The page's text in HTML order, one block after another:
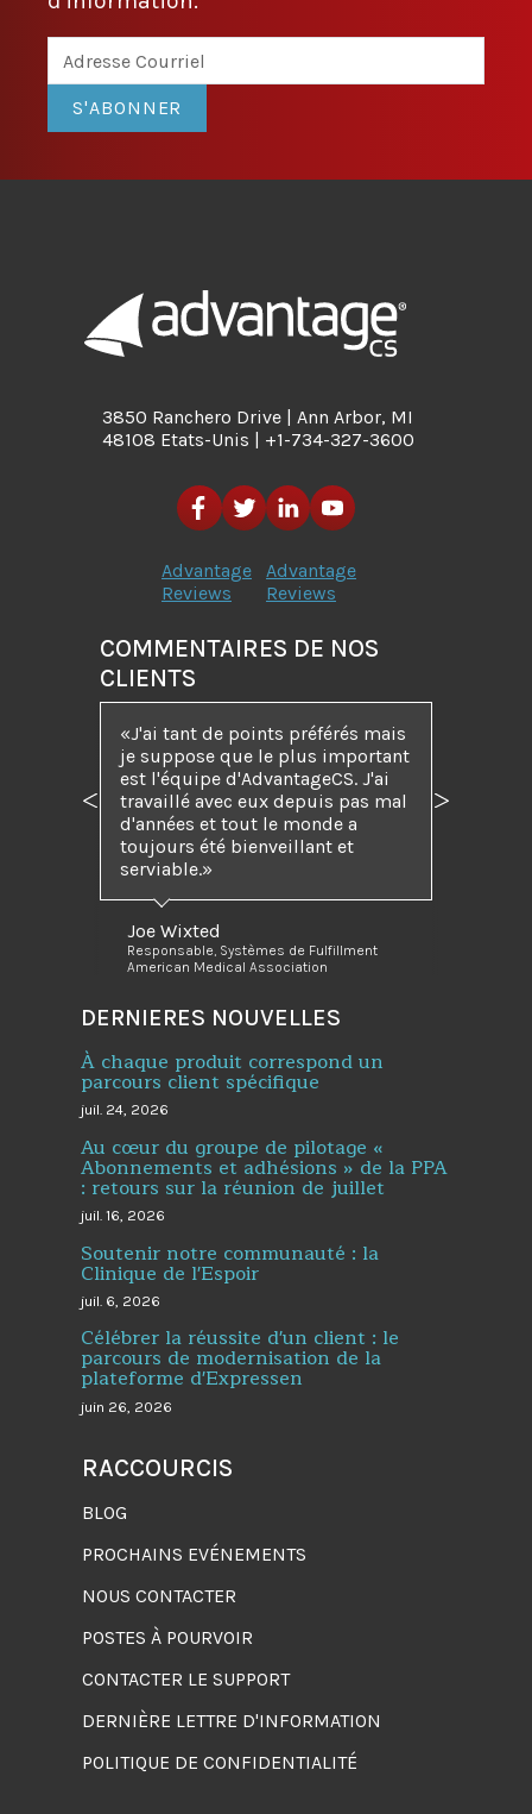
S'ABONNER
3850 Ranchero Drive | Ann Arbor, MI
48108 Etats-Unis | +1-734-327-3600
Advantage
Reviews
Advantage
Reviews
COMMENTAIRES DE NOS
CLIENTS
J'ai tant de points préférés mais
je suppose que le plus important
est l'équipe d'AdvantageCS. J'ai
travaillé avec eux depuis pas mal
d'années et tout le monde a
toujours été bienveillant et
serviable.
Joe Wixted
Responsable, Systèmes de Fulfillment
American Medical Association
Précédent Suivant
DERNIERES NOUVELLES
À chaque produit correspond un
parcours client spécifique
juil. 24, 2026
Au cœur du groupe de pilotage «
Abonnements et adhésions » de la PPA
: retours sur la réunion de juillet
juil. 16, 2026
Soutenir notre communauté : la
Clinique de l'Espoir
juil. 6, 2026
Célébrer la réussite d'un client : le
parcours de modernisation de la
plateforme d'Expressen
juin 26, 2026
RACCOURCIS
BLOG
PROCHAINS EVÉNEMENTS
NOUS CONTACTER
POSTES À POURVOIR
CONTACTER LE SUPPORT
DERNIÈRE LETTRE D'INFORMATION
POLITIQUE DE CONFIDENTIALITÉ